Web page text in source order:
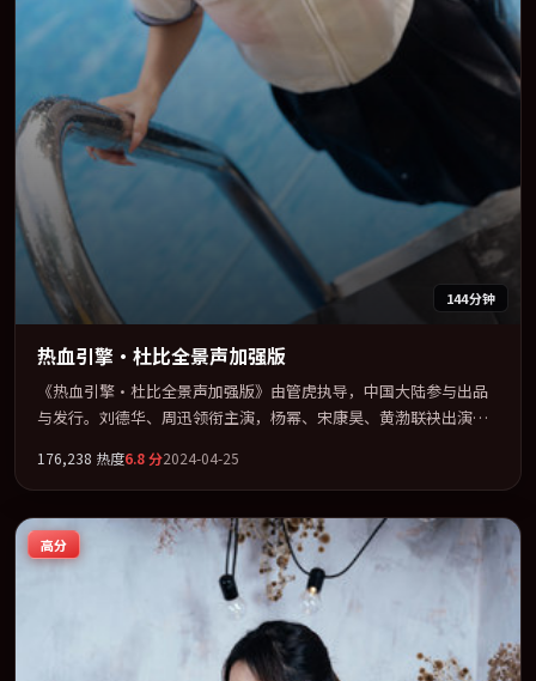
144分钟
热血引擎·杜比全景声加强版
《热血引擎·杜比全景声加强版》由管虎执导，中国大陆参与出品
与发行。刘德华、周迅领衔主演，杨幂、宋康昊、黄渤联袂出演。
骨架，在叙事、表演与视听上力求统一。定于 2024-06-07 在内地院
线及主流平台同步亮相，2024 年度话题片中口碑稳健，适合喜欢强
情节与人物弧光的观众完整观看。
176,238 热度6.8分2024-04-25
高分